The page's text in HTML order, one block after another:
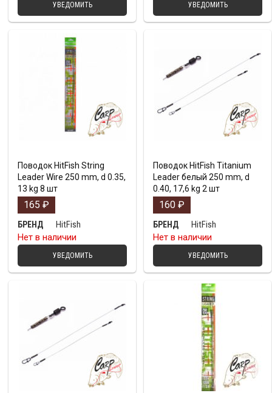
УВЕДОМИТЬ УВЕДОМИТЬ
Поводок HitFish String
Leader Wire 250 mm, d 0.35,
13 kg 8 шт
165 ₽
БРЕНД
HitFish
Нет в наличии
УВЕДОМИТЬ
Поводок HitFish Titanium
Leader белый 250 mm, d
0.40, 17,6 kg 2 шт
160 ₽
БРЕНД
HitFish
Нет в наличии
УВЕДОМИТЬ